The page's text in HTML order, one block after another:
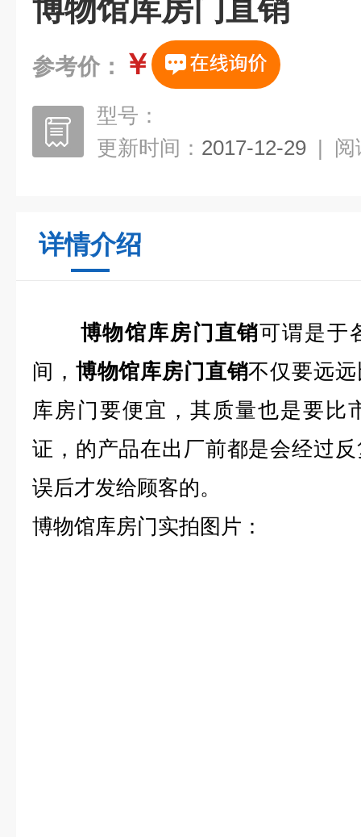
博物馆库房门直销
参考价： ￥
型号：
更新时间： 2017-12-29 | 阅
详情介绍
博物馆库房门直销可谓是于
间， 博物馆库房门直销不仅要远
库房门要便宜，其质量也是要比
证， 的产品在出厂前都是会经过
误后才发给顾客的。
博物馆库房门实拍图片：